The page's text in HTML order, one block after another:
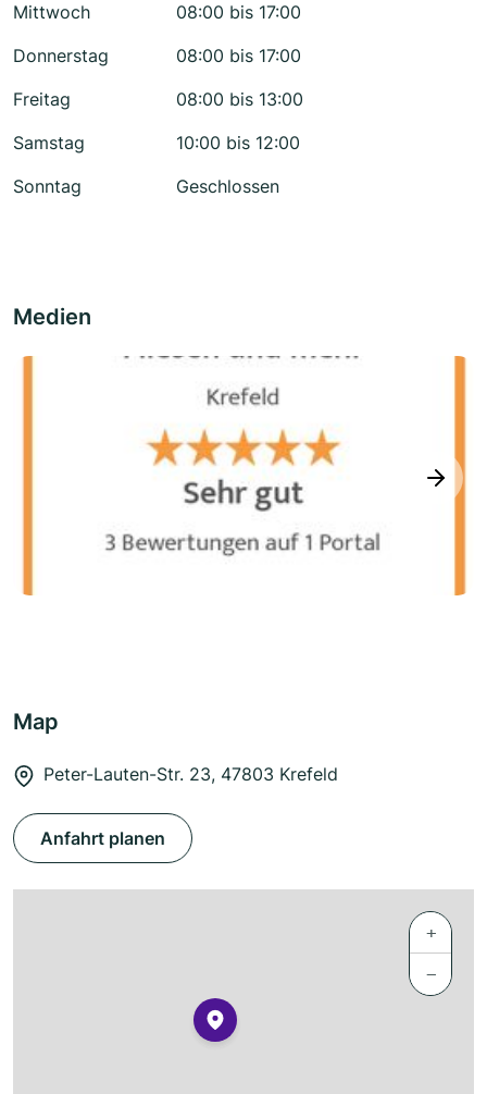
Mittwoch
08:00 bis 17:00
Donnerstag
08:00 bis 17:00
Freitag
08:00 bis 13:00
Samstag
10:00 bis 12:00
Sonntag
Geschlossen
Medien
next
Map
Peter-Lauten-Str. 23, 47803 Krefeld
Anfahrt planen
+
−